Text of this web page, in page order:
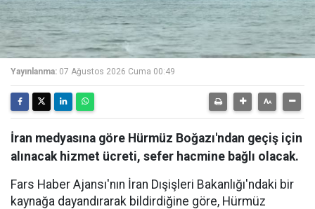
Yayınlanma: 07 Ağustos 2026 Cuma 00:49
İran medyasına göre Hürmüz Boğazı'ndan geçiş için
alınacak hizmet ücreti, sefer hacmine bağlı olacak.
Fars Haber Ajansı'nın İran Dışişleri Bakanlığı'ndaki bir
kaynağa dayandırarak bildirdiğine göre, Hürmüz